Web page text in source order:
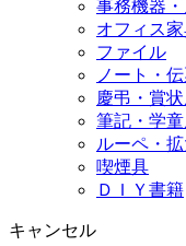
事務機器
オフィス
ファイル
ノート・
慶弔・賞
筆記・学
ルーペ・
喫煙具
ＤＩＹ書籍
キャンセル